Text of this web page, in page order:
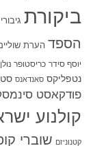
ביקורת
הספד הערת
יוסף סידר כריסטופר נולן
נטפליקס סאנדאנס
פודקאסט
קולנוע
קטנוניזם שוברי